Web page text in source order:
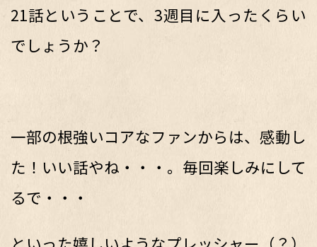
21話ということで、3週目に入ったくらい
でしょうか？
一部の根強いコアなファンからは、感動し
た！いい話やね・・・。毎回楽しみにして
るで・・・